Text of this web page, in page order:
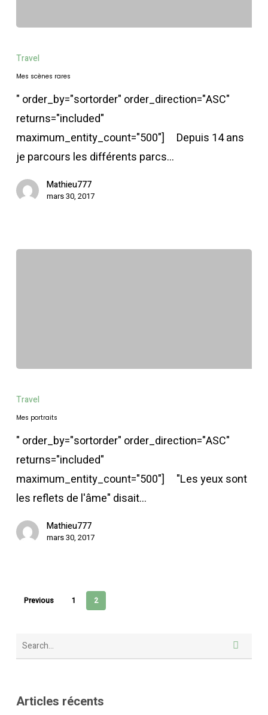
scènes
rares
Travel
Mes scènes rares
" order_by="sortorder" order_direction="ASC"
returns="included"
maximum_entity_count="500"] Depuis 14 ans
je parcours les différents parcs…
Mathieu777
mars 30, 2017
portraits
Travel
Mes portraits
" order_by="sortorder" order_direction="ASC"
returns="included"
maximum_entity_count="500"] "Les yeux sont
les reflets de l'âme" disait…
Mathieu777
mars 30, 2017
Previous 1 2
Articles récents